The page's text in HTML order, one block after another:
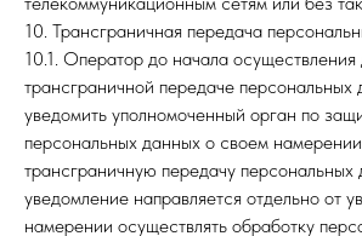
10. Трансграничная передача
10.1. Оператор до начала осуществления
трансграничной передаче персональных
уведомить уполномоченный орган по
персональных данных о своем
трансграничную передачу персональных
уведомление направляется отдельно от
намерении осуществлять обработку